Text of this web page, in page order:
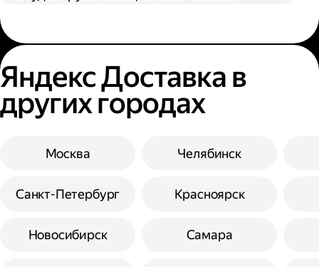
Яндекс Доставка в
других городах
Москва
Санкт-Петербург
Новосибирск
Челябинск
Красноярск
Самара